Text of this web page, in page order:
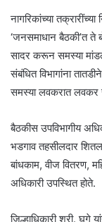
नागरिकांच्या तक्रारींच्या
‘जनसमाधान बैठकी’त ते
सादर करून समस्या
संबंधित विभागांना
समस्या लवकरात लवकर
बैठकीस उपविभागीय
भडगाव तहसीलदार
बांधकाम, वीज वितरण,
अधिकारी उपस्थित होते.
जिल्हाधिकारी श्री. घुगे